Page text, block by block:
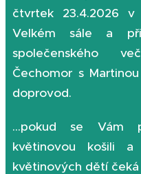
čtvrtek 23.4.2026
Velkém sále a
společenského
Čechomor s
doprovod.
...pokud se Vám
květinovou košili
květinových dětí